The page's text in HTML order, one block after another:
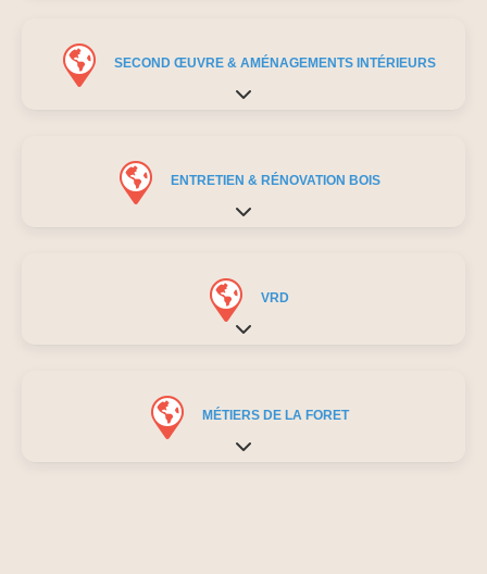
SECOND ŒUVRE & AMÉNAGEMENTS INTÉRIEURS
Expand sub-categories
ENTRETIEN & RÉNOVATION BOIS
Expand sub-categories
VRD
Expand sub-categories
MÉTIERS DE LA FORET
Expand sub-categories